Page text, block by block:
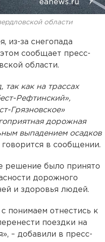
области
из-за снегопада
сообщает пресс-
области.
так как на трассах
Рефтинский»,
Грязновское»
дорожная
выпадением осадков
говорится в сообщении.
решение было принято
дорожного
и здоровья людей.
понимаем отнестись к
поездки на
– добавили в пресс-